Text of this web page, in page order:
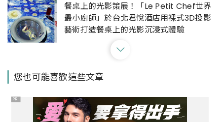
餐桌上的光影策展！「Le Petit Chef世界
最小廚師」於台北君悅酒店用裸式3D投影
藝術打造餐桌上的光影沉浸式體驗
甘蔗汁好消暑，古早味涼粉伯、必比登庶
味
您也可能喜歡這些文章
PR